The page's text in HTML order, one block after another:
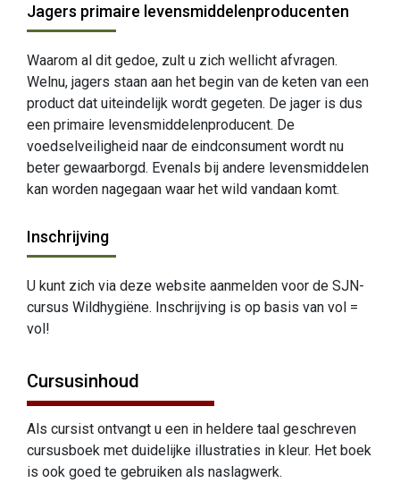
Jagers primaire levensmiddelenproducenten
Waarom al dit gedoe, zult u zich wellicht afvragen.
Welnu, jagers staan aan het begin van de keten van een
product dat uiteindelijk wordt gegeten. De jager is dus
een primaire levensmiddelenproducent. De
voedselveiligheid naar de eindconsument wordt nu
beter gewaarborgd. Evenals bij andere levensmiddelen
kan worden nagegaan waar het wild vandaan komt.
Inschrijving
U kunt zich via deze website aanmelden voor de SJN-
cursus Wildhygiëne. Inschrijving is op basis van vol =
vol!
Cursusinhoud
Als cursist ontvangt u een in heldere taal geschreven
cursusboek met duidelijke illustraties in kleur. Het boek
is ook goed te gebruiken als naslagwerk.